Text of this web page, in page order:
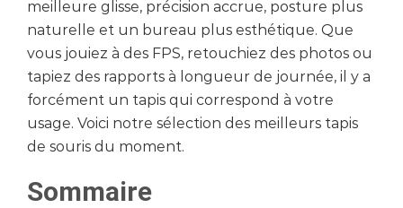
meilleure glisse, précision accrue, posture plus
naturelle et un bureau plus esthétique. Que
vous jouiez à des FPS, retouchiez des photos ou
tapiez des rapports à longueur de journée, il y a
forcément un tapis qui correspond à votre
usage. Voici notre sélection des meilleurs tapis
de souris du moment.
Sommaire